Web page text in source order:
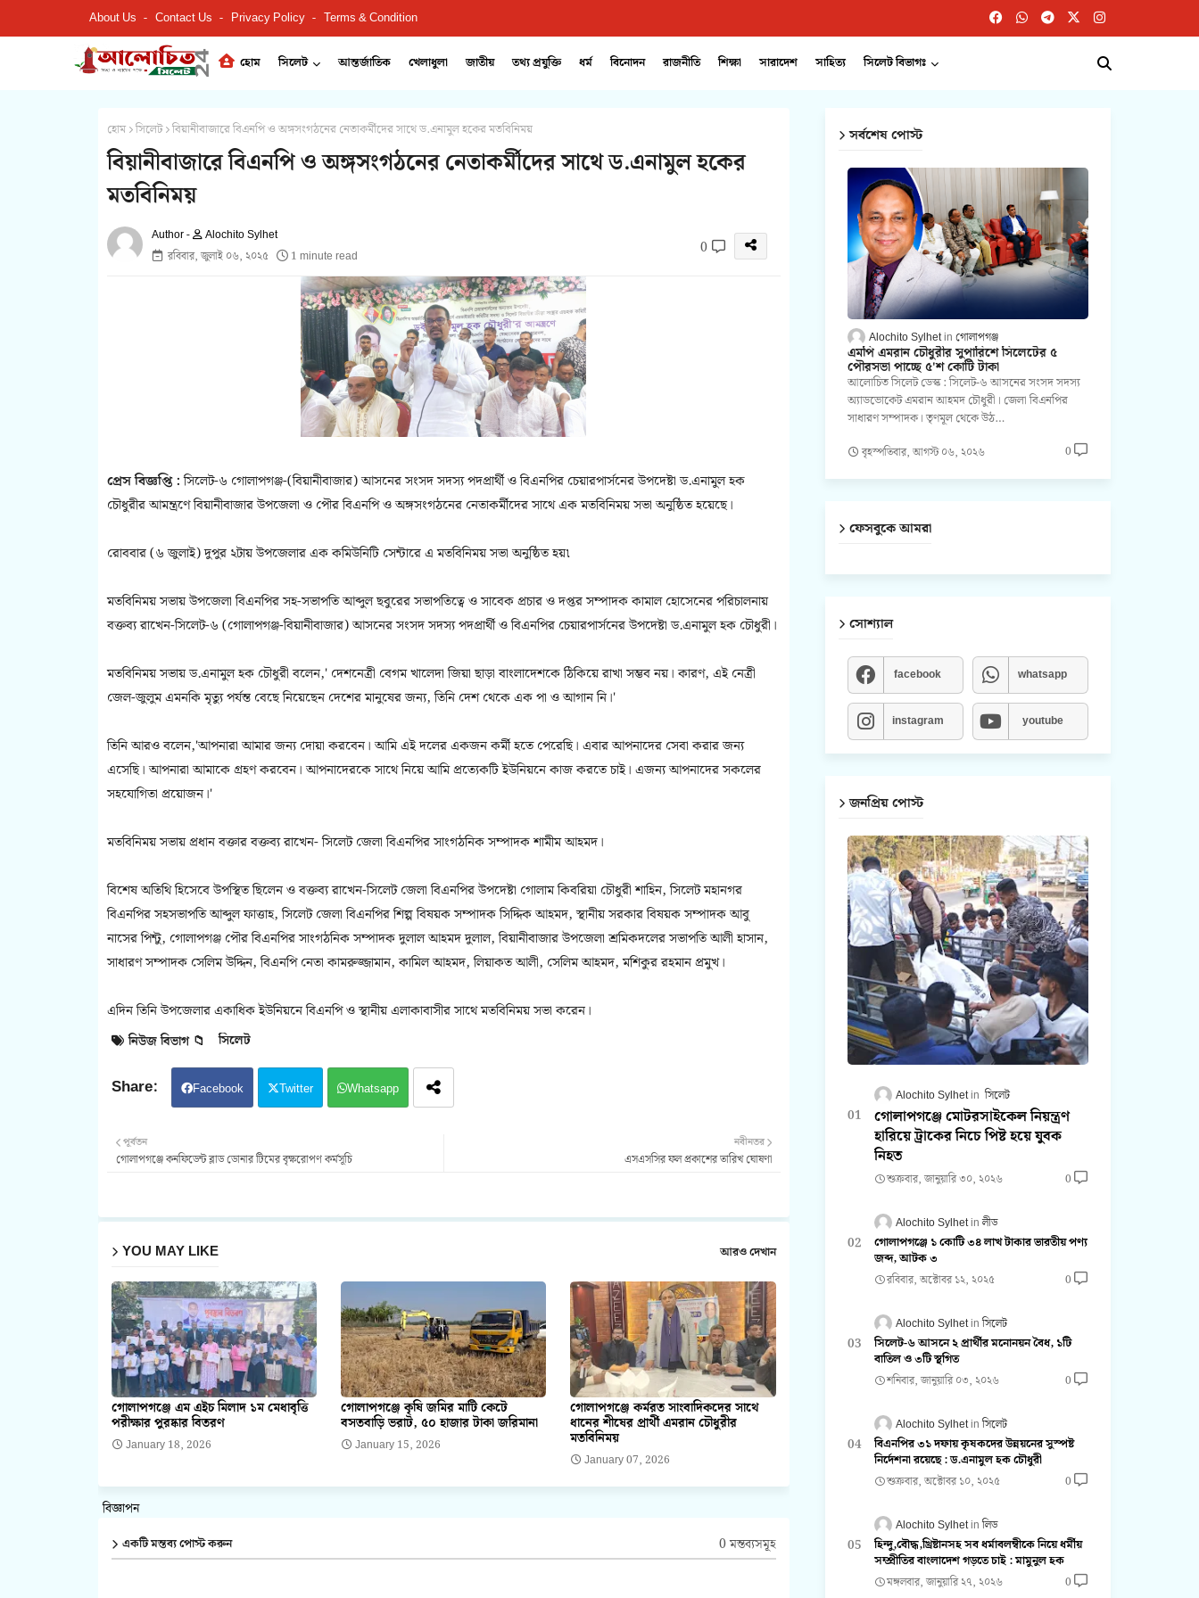
About Us Contact Us Privacy Policy Terms & Condition
হোম সিলেট আন্তর্জাতিক খেলাধুলা জাতীয় তথ্য প্রযুক্তি ধর্ম বিনোদন রাজনীতি শিক্ষা সারাদেশ সাহিত্য সিলেট বিভাগঃ
হোম সিলেট বিয়ানীবাজারে বিএনপি ও অঙ্গসংগঠনের নেতাকর্মীদের সাথে ড.এনামুল হকের মতবিনিময়
বিয়ানীবাজারে বিএনপি ও অঙ্গসংগঠনের নেতাকর্মীদের সাথে ড.এনামুল হকের
মতবিনিময়
Alochito Sylhet
রবিবার, জুলাই ০৬, ২০২৫
1 minute read 0
প্রেস বিজ্ঞপ্তি :সিলেট-৬ গোলাপগঞ্জ-(বিয়ানীবাজার) আসনের সংসদ সদস্য পদপ্রার্থী ও বিএনপির চেয়ারপার্সনের উপদেষ্টা ড.এনামুল হক
চৌধুরীর আমন্ত্রণে বিয়ানীবাজার উপজেলা ও পৌর বিএনপি ও অঙ্গসংগঠনের নেতাকর্মীদের সাথে এক মতবিনিময় সভা অনুষ্ঠিত হয়েছে।
রোববার (৬ জুলাই) দুপুর ২টায় উপজেলার এক কমিউনিটি সেন্টারে এ মতবিনিময় সভা অনুষ্ঠিত হয়৷
মতবিনিময় সভায় উপজেলা বিএনপির সহ-সভাপতি আব্দুল ছবুরের সভাপতিত্বে ও সাবেক প্রচার ও দপ্তর সম্পাদক কামাল হোসেনের পরিচালনায়
বক্তব্য রাখেন-সিলেট-৬ (গোলাপগঞ্জ-বিয়ানীবাজার) আসনের সংসদ সদস্য পদপ্রার্থী ও বিএনপির চেয়ারপার্সনের উপদেষ্টা ড.এনামুল হক চৌধুরী।
মতবিনিময় সভায় ড.এনামুল হক চৌধুরী বলেন,' দেশনেত্রী বেগম খালেদা জিয়া ছাড়া বাংলাদেশকে ঠিকিয়ে রাখা সম্ভব নয়। কারণ, এই নেত্রী
জেল-জুলুম এমনকি মৃত্যু পর্যন্ত বেছে নিয়েছেন দেশের মানুষের জন্য, তিনি দেশ থেকে এক পা ও আগান নি।'
তিনি আরও বলেন,'আপনারা আমার জন্য দোয়া করবেন। আমি এই দলের একজন কর্মী হতে পেরেছি। এবার আপনাদের সেবা করার জন্য
এসেছি। আপনারা আমাকে গ্রহণ করবেন। আপনাদেরকে সাথে নিয়ে আমি প্রত্যেকটি ইউনিয়নে কাজ করতে চাই। এজন্য আপনাদের সকলের
সহযোগিতা প্রয়োজন।'
মতবিনিময় সভায় প্রধান বক্তার বক্তব্য রাখেন- সিলেট জেলা বিএনপির সাংগঠনিক সম্পাদক শামীম আহমদ।
বিশেষ অতিথি হিসেবে উপস্থিত ছিলেন ও বক্তব্য রাখেন-সিলেট জেলা বিএনপির উপদেষ্টা গোলাম কিবরিয়া চৌধুরী শাহিন, সিলেট মহানগর
বিএনপির সহসভাপতি আব্দুল ফাত্তাহ, সিলেট জেলা বিএনপির শিল্প বিষয়ক সম্পাদক সিদ্দিক আহমদ, স্থানীয় সরকার বিষয়ক সম্পাদক আবু
নাসের পিন্টু, গোলাপগঞ্জ পৌর বিএনপির সাংগঠনিক সম্পাদক দুলাল আহমদ দুলাল, বিয়ানীবাজার উপজেলা শ্রমিকদলের সভাপতি আলী হাসান,
সাধারণ সম্পাদক সেলিম উদ্দিন, বিএনপি নেতা কামরুজ্জামান, কামিল আহমদ, লিয়াকত আলী, সেলিম আহমদ, মশিকুর রহমান প্রমুখ।
এদিন তিনি উপজেলার একাধিক ইউনিয়নে বিএনপি ও স্থানীয় এলাকাবাসীর সাথে মতবিনিময় সভা করেন।
নিউজ বিভাগ 📁 সিলেট
Facebook Twitter Whatsapp
নবীনতর
এসএসসির ফল প্রকাশের তারিখ ঘোষণা
পূর্বতন
গোলাপগঞ্জে কনফিডেন্ট ব্লাড ডোনার টিমের বৃক্ষরোপণ কর্মসূচি
YOU MAY LIKE আরও দেখান
গোলাপগঞ্জে এম এইচ মিলাদ ১ম মেধাবৃত্তি
পরীক্ষার পুরষ্কার বিতরণ
January 18, 2026
গোলাপগঞ্জে কৃষি জমির মাটি কেটে
বসতবাড়ি ভরাট, ৫০ হাজার টাকা জরিমানা
January 15, 2026
গোলাপগঞ্জে কর্মরত সাংবাদিকদের সাথে
ধানের শীষের প্রার্থী এমরান চৌধুরীর
মতবিনিময়
January 07, 2026
বিজ্ঞাপন
একটি মন্তব্য পোস্ট করুন 0 মন্তব্যসমূহ
সর্বশেষ পোস্ট
Alochito Sylhet গোলাপগঞ্জ
এমপি এমরান চৌধুরীর সুপারিশে সিলেটের ৫
পৌরসভা পাচ্ছে ৫'শ কোটি টাকা
আলোচিত সিলেট ডেস্ক : সিলেট-৬ আসনের সংসদ সদস্য
অ্যাডভোকেট এমরান আহমদ চৌধুরী। জেলা বিএনপির
সাধারণ সম্পাদক। তৃণমূল থেকে উঠ…
বৃহস্পতিবার, আগস্ট ০৬, ২০২৬ 0
ফেসবুকে আমরা
সোশ্যাল
facebook whatsapp
instagram youtube
জনপ্রিয় পোস্ট
Alochito Sylhet সিলেট
গোলাপগঞ্জে মোটরসাইকেল নিয়ন্ত্রণ
হারিয়ে ট্রাকের নিচে পিষ্ট হয়ে যুবক
নিহত
শুক্রবার, জানুয়ারি ৩০, ২০২৬ 0
Alochito Sylhet লীড
গোলাপগঞ্জে ১ কোটি ৩৪ লাখ টাকার ভারতীয় পণ্য
জব্দ, আটক ৩
রবিবার, অক্টোবর ১২, ২০২৫ 0
Alochito Sylhet সিলেট
সিলেট-৬ আসনে ২ প্রার্থীর মনোনয়ন বৈধ, ১টি
বাতিল ও ৩টি স্থগিত
শনিবার, জানুয়ারি ০৩, ২০২৬ 0
Alochito Sylhet সিলেট
বিএনপির ৩১ দফায় কৃষকদের উন্নয়নের সুস্পষ্ট
নির্দেশনা রয়েছে : ড.এনামুল হক চৌধুরী
শুক্রবার, অক্টোবর ১০, ২০২৫ 0
Alochito Sylhet লিড
হিন্দু,বৌদ্ধ,খ্রিষ্টানসহ সব ধর্মাবলম্বীকে নিয়ে ধর্মীয়
সম্প্রীতির বাংলাদেশ গড়তে চাই : মামুনুল হক
মঙ্গলবার, জানুয়ারি ২৭, ২০২৬ 0